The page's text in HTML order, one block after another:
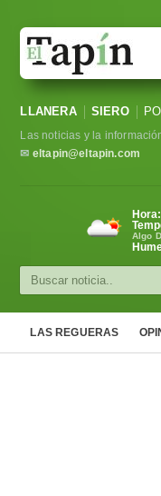
Sociedad
Política
Cultura
LLANERA SIERO
Las noticias y la
✉ eltapin@eltapin.com
Hora:
Algo
LAS REGUERAS